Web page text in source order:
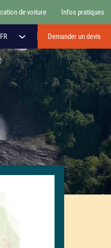
de voiture Infos pratiques
FR Demander un devis